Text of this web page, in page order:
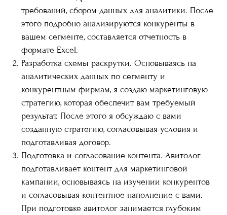
требований, сбором данных для аналитики. После
этого подробно анализируются конкуренты в
вашем сегменте, составляется отчетность в
формате Excel.
Разработка схемы раскрутки. Основываясь на
аналитических данных по сегменту и
конкурентным фирмам, я создаю маркетинговую
стратегию, которая обеспечит вам требуемый
результат. После этого я обсуждаю с вами
созданную стратегию, согласовывая условия и
подготавливая договор.
Подготовка и согласование контента. Авитолог
подготавливает контент для маркетинговой
кампании, основываясь на изучении конкурентов
и согласовывая контентное наполнение с вами.
При подготовке авитолог занимается глубоким